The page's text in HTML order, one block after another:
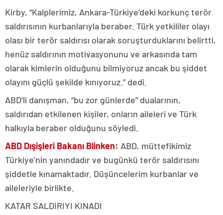
Kirby, “Kalplerimiz, Ankara-Türkiye’deki korkunç terör
saldırısının kurbanlarıyla beraber. Türk yetkililer olayı
olası bir terör saldırısı olarak soruşturduklarını belirtti,
henüz saldırının motivasyonunu ve arkasında tam
olarak kimlerin olduğunu bilmiyoruz ancak bu şiddet
olayını güçlü şekilde kınıyoruz.” dedi.
ABD’li danışman, “bu zor günlerde” dualarının,
saldırıdan etkilenen kişiler, onların aileleri ve Türk
halkıyla beraber olduğunu söyledi.
ABD Dışişleri Bakanı Blinken: ABD, müttefikimiz
Türkiye’nin yanındadır ve bugünkü terör saldırısını
şiddetle kınamaktadır. Düşüncelerim kurbanlar ve
aileleriyle birlikte.
KATAR SALDIRIYI KINADI